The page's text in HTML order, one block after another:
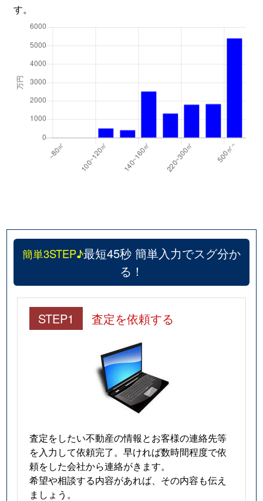
す。
簡単3STEP♪最短45秒 簡単入力でスグ分か
る！
STEP1 査定を依頼する
査定をしたい不動産の情報とお客様の連絡先等
を入力して依頼完了。早ければ数時間程度で依
頼をした会社から連絡がきます。
希望や相談する内容があれば、その内容も伝え
ましょう。